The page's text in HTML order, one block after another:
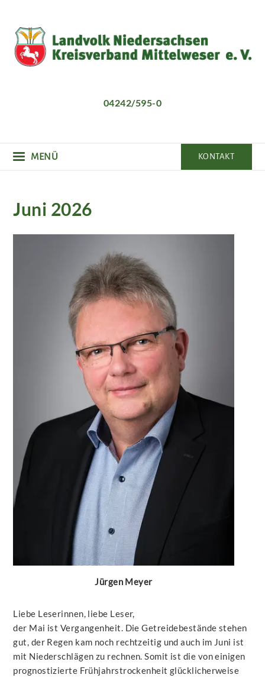
Inhalt
04242/595-0
MENÜ KONTAKT
Juni 2026
Jürgen Meyer
Liebe Leserinnen, liebe Leser,
der Mai ist Vergangenheit. Die Getreidebestände stehen
gut, der Regen kam noch rechtzeitig und auch im Juni ist
mit Niederschlägen zu rechnen. Somit ist die von einigen
prognostizierte Frühjahrstrockenheit glücklicherweise